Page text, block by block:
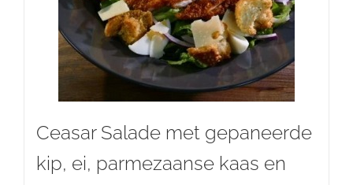
Ceasar Salade met gepaneerde
kip, ei, parmezaanse kaas en